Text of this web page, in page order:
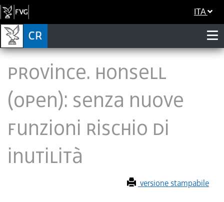
ITA
PROVINCE. HONSELL
(OPEN): SENZA NUOVE
FUNZIONI RISCHIO DI
INUTILITÀ
versione stampabile